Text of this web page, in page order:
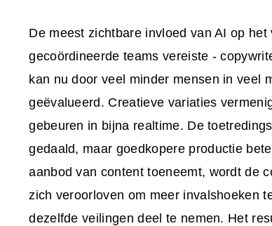
De meest zichtbare invloed van AI op
gecoördineerde teams vereiste -
kan nu door veel minder mensen in veel
geëvalueerd. Creatieve variaties
gebeuren in bijna realtime. De
gedaald, maar goedkopere productie
aanbod van content toeneemt, wordt de
zich veroorloven om meer invalshoeken
dezelfde veilingen deel te nemen. Het